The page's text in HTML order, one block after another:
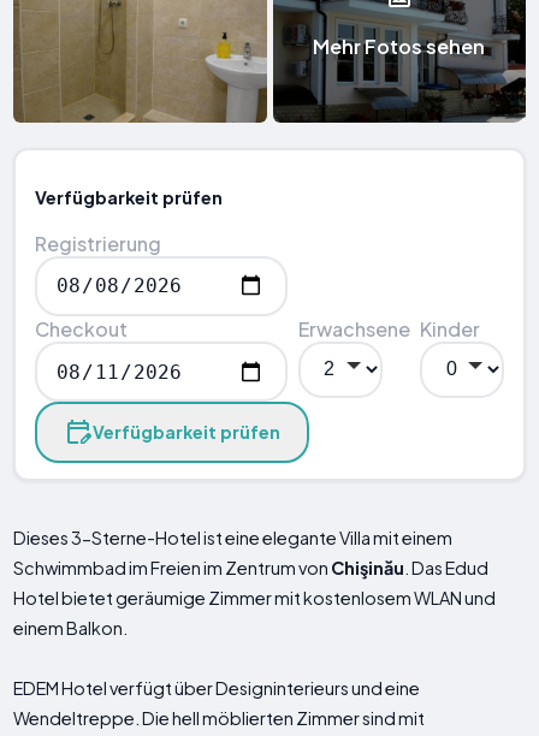
Mehr Fotos sehen
Verfügbarkeit prüfen
Registrierung
Checkout Erwachsene Kinder
Verfügbarkeit prüfen
Dieses 3-Sterne-Hotel ist eine elegante Villa mit einem
Schwimmbad im Freien im Zentrum von Chişinău . Das Edud
Hotel bietet geräumige Zimmer mit kostenlosem WLAN und
einem Balkon.
EDEM Hotel verfügt über Designinterieurs und eine
Wendeltreppe. Die hell möblierten Zimmer sind mit